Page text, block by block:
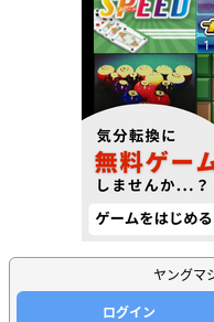
ヤングマ
ログイン